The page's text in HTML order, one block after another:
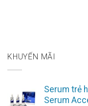
KHUYẾN MÃI
Serum trẻ
Serum